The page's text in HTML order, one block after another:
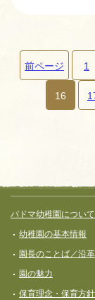
ゲ
ー
シ
ョ
ン
前ページ 1
16
フッターコン
パドマ幼稚園について
幼稚園の基本情報
園長のことば／沿革
園の魅力
保育理念・保育⽅針